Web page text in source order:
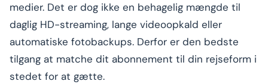
medier. Det er dog ikke en behagelig mængde til
daglig HD-streaming, lange videoopkald eller
automatiske fotobackups. Derfor er den bedste
tilgang at matche dit abonnement til din rejseform i
stedet for at gætte.